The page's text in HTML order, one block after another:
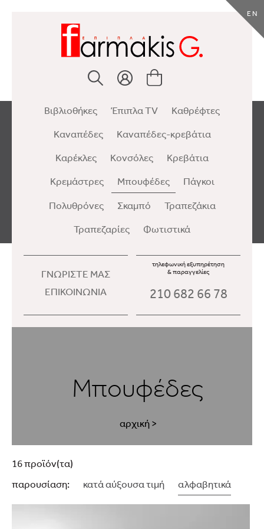
EN
Βιβλιοθήκες Έπιπλα TV
Καθρέφτες
Καναπέδες
Καναπέδες-κρεβάτια
Καρέκλες
Κονσόλες
Κρεβάτια
Κρεμάστρες
Μπουφέδες
Πάγκοι
Πολυθρόνες
Σκαμπό
Τραπεζάκια
Τραπεζαρίες
Φωτιστικά
ΓΝΩΡΙΣΤΕ ΜΑΣ
ΕΠΙΚΟΙΝΩΝΙΑ
τηλεφωνική εξυπηρέτηση
& παραγγελίες
210 682 66 78
αρχική>
Μπουφέδες
16 προϊόν(τα)
παρουσίαση:
κατά αύξουσα τιμή αλφαβητικά